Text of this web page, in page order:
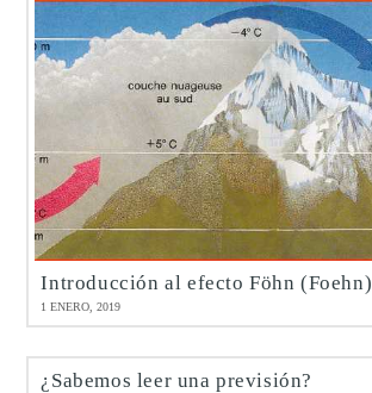
Introducción al efecto Föhn (Foehn)
1 ENERO, 2019
¿Sabemos leer una previsión?